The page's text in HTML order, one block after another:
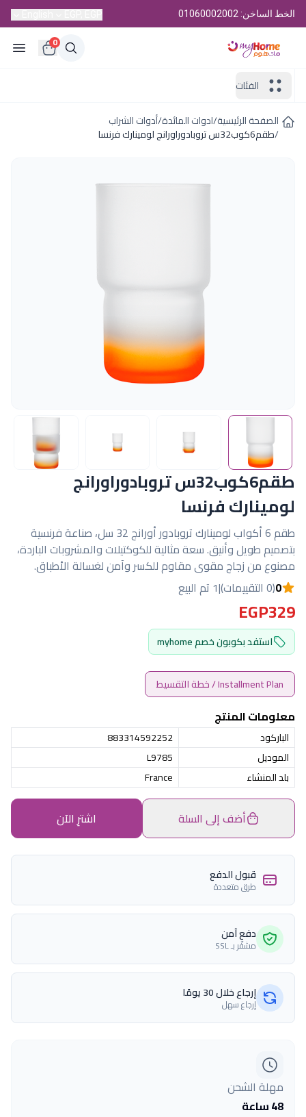
الخط الساخن: 01060002002
0
الفئات
الصفحة الرئيسية/ادوات المائدة/أدوات الشراب
/طقم6كوب32س تروبادوراورانج لومينارك فرنسا
طقم6كوب32س تروبادوراورانج
لومينارك فرنسا
طقم 6 أكواب لومينارك تروبادور أورانج 32 سل، صناعة فرنسية
بتصميم طويل وأنيق. سعة مثالية للكوكتيلات والمشروبات الباردة،
مصنوع من زجاج مقوى مقاوم للكسر وآمن لغسالة الأطباق.
0(0 التقييمات) |1 تم البيع
EGP329
استفد بكوبون خصم myhome
Installment Plan / خطة التقسيط
معلومات المنتج
الباركود
883314592252
الموديل
L9785
بلد المنشاء
France
أضف إلى السلة اشترِ الآن
قبول الدفع
طرق متعددة
دفع آمن
مشفّر بـ SSL
إرجاع خلال 30 يومًا
إرجاع سهل
مهلة الشحن
48 ساعة